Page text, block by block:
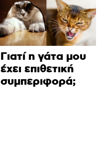
Γιατί η γάτα μου
έχει επιθετική
συμπεριφορά;